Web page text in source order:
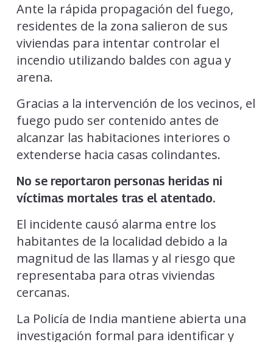
Ante la rápida propagación del fuego,
residentes de la zona salieron de sus
viviendas para intentar controlar el
incendio utilizando baldes con agua y
arena.
Gracias a la intervención de los vecinos, el
fuego pudo ser contenido antes de
alcanzar las habitaciones interiores o
extenderse hacia casas colindantes.
No se reportaron personas heridas ni
víctimas mortales tras el atentado.
El incidente causó alarma entre los
habitantes de la localidad debido a la
magnitud de las llamas y al riesgo que
representaba para otras viviendas
cercanas.
La Policía de India mantiene abierta una
investigación formal para identificar y